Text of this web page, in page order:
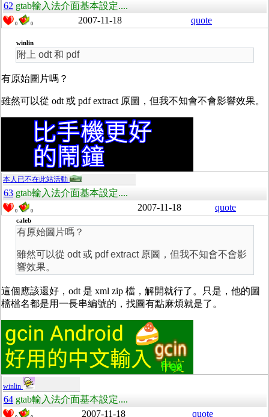
62 gtab輸入法介面基本設定....
0 0 2007-11-18 quote
winlin
附上 odt 和 pdf
有原始圖片嗎？
雖然可以從 odt 或 pdf extract 原圖，但我不知會不會影響效果。
本人已不在此站活動
63 gtab輸入法介面基本設定....
0 0 2007-11-18 quote
caleb
有原始圖片嗎？
雖然可以從 odt 或 pdf extract 原圖，但我不知會不會影
響效果。
這個應該還好，odt 是 xml zip 檔，解開就行了。只是，他的圖
檔檔名都是用一長串編號的，找圖有點麻煩就是了。
winlin
64 gtab輸入法介面基本設定....
2007-11-18 quote